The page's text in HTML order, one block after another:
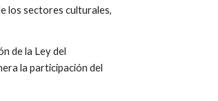
los sectores culturales,
de la Ley del
la participación del